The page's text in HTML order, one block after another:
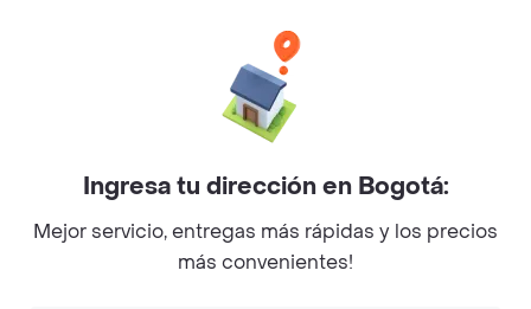
Facebook
Twitter
Instagram
©2026Rappi Inc. All rights reserved.
Ingresa tu dirección en Bogotá:
Mejor servicio, entregas más rápidas y los precios
más convenientes!